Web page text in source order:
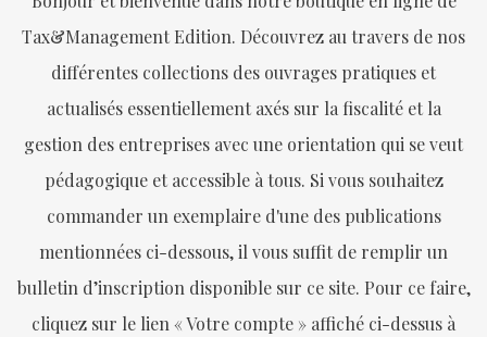
Tax&Management Edition. Découvrez au travers de nos
différentes collections des ouvrages pratiques et
actualisés essentiellement axés sur la fiscalité et la
gestion des entreprises avec une orientation qui se veut
pédagogique et accessible à tous. Si vous souhaitez
commander un exemplaire d'une des publications
mentionnées ci-dessous, il vous suffit de remplir un
bulletin d’inscription disponible sur ce site. Pour ce faire,
cliquez sur le lien « Votre compte » affiché ci-dessus à